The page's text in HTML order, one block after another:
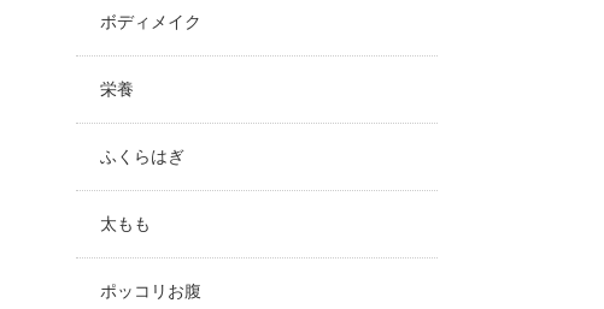
ボディメイク
栄養
ふくらはぎ
太もも
ポッコリお腹